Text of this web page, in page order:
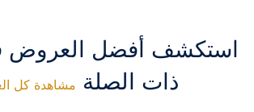
استكشف أفضل العروض
ذات الصلة مشاهدة كل